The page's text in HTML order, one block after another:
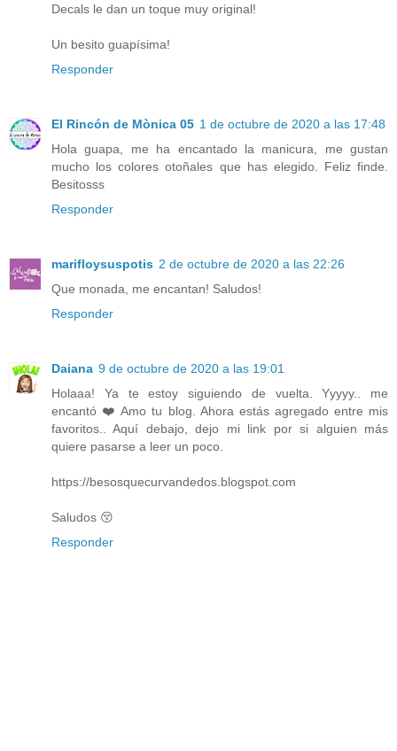
Decals le dan un toque muy original!
Un besito guapísima!
Responder
El Rincón de Mònica 05 1 de octubre de 2020 a las 17:48
Hola guapa, me ha encantado la manicura, me gustan
mucho los colores otoñales que has elegido. Feliz finde.
Besitosss
Responder
marifloysuspotis 2 de octubre de 2020 a las 22:26
Que monada, me encantan! Saludos!
Responder
Daiana 9 de octubre de 2020 a las 19:01
Holaaa! Ya te estoy siguiendo de vuelta. Yyyyy.. me
encantó ❤️ Amo tu blog. Ahora estás agregado entre mis
favoritos.. Aquí debajo, dejo mi link por si alguien más
quiere pasarse a leer un poco.
https://besosquecurvandedos.blogspot.com
Saludos 😚
Responder